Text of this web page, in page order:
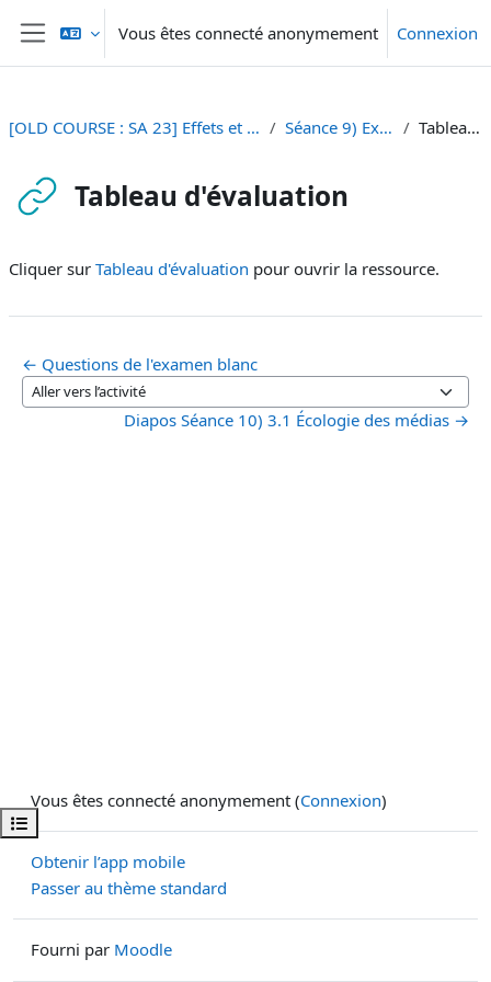
Passer au contenu principal
Panneau latéral
Vous êtes connecté anonymement Connexion
Ouvrir l’index du cours
[OLD COURSE : SA 23] Effets et Usages des Médias et Nouveaux Médias Séance 9) Examen de préparation Tableau d'évaluation
Tableau d'évaluation
Cliquer sur Tableau d'évaluation pour ouvrir la ressource.
← Questions de l'examen blanc
Aller vers l’activité
Diapos Séance 10) 3.1 Écologie des médias →
Vous êtes connecté anonymement (Connexion)
Obtenir l’app mobile
Passer au thème standard
Fourni par Moodle